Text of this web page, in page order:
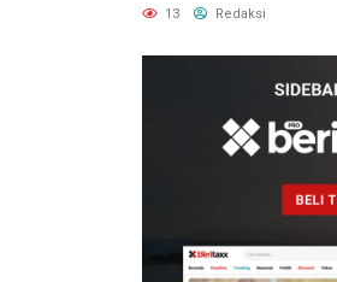
Pemanggilan Ulang BPR
13 Redaksi
2 hari lalu
Pemilik